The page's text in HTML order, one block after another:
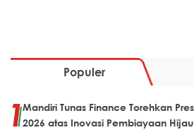
Populer
Mandiri Tunas Finance Torehkan
2026 atas Inovasi Pembiayaan Hijau